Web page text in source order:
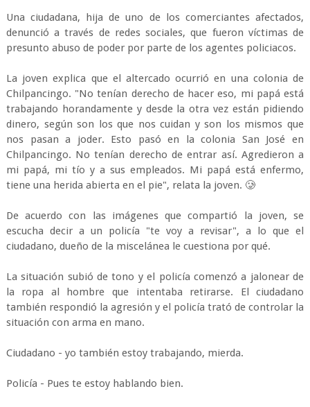
Una ciudadana, hija de uno de los comerciantes afectados,
denunció a través de redes sociales, que fueron víctimas de
presunto abuso de poder por parte de los agentes policiacos.
La joven explica que el altercado ocurrió en una colonia de
Chilpancingo. "No tenían derecho de hacer eso, mi papá está
trabajando horandamente y desde la otra vez están pidiendo
dinero, según son los que nos cuidan y son los mismos que
nos pasan a joder. Esto pasó en la colonia San José en
Chilpancingo. No tenían derecho de entrar así. Agredieron a
mi papá, mi tío y a sus empleados. Mi papá está enfermo,
tiene una herida abierta en el pie", relata la joven. 🥲
De acuerdo con las imágenes que compartió la joven, se
escucha decir a un policía "te voy a revisar", a lo que el
ciudadano, dueño de la miscelánea le cuestiona por qué.
La situación subió de tono y el policía comenzó a jalonear de
la ropa al hombre que intentaba retirarse. El ciudadano
también respondió la agresión y el policía trató de controlar la
situación con arma en mano.
Ciudadano - yo también estoy trabajando, mierda.
Policía - Pues te estoy hablando bien.